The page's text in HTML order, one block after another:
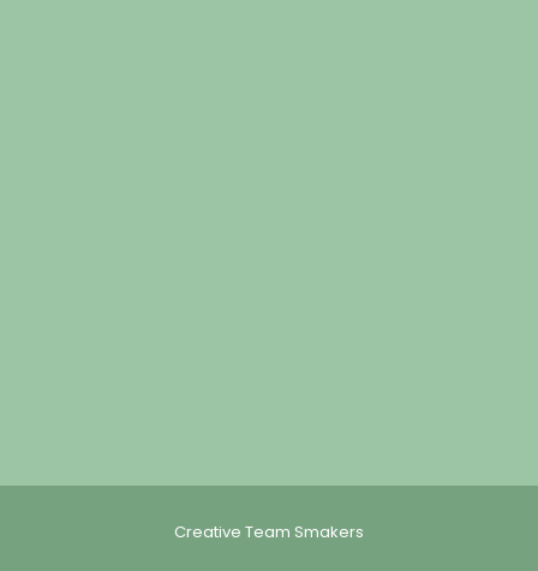
Creative Team Smakers